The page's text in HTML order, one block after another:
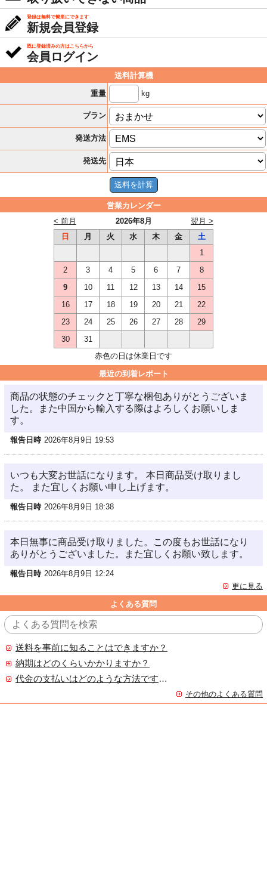
登録は無料で簡単にできます
新規会員登録
既に登録済みの方はこちらから
会員ログイン
送料計算機
重量
kg
プラン
発送方法
発送先
営業カレンダー
2026年8月
< 前月
翌月 >
日
月 火 水 木 金
土
1
2
3 4 5 6 7
8
9
10 11 12 13 14
15
16
17 18 19 20 21
22
23
24 25 26 27 28
29
30
31
赤色の日は休業日です
最近の到着レポート
商品の状態のチェックと丁寧な梱包ありがとうございま
した。また中国から輸入する際はよろしくお願いしま
す。
報告日時 2026年8月9日 19:53
いつも大変お世話になります。 本日商品受け取りまし
た。 また宜しくお願い申し上げます。
報告日時 2026年8月9日 18:38
本日無事に商品受け取りました。この度もお世話になり
ありがとうございました。また宜しくお願い致します。
報告日時 2026年8月9日 12:24
更に見る
よくある質問
送料を事前に知ることはできますか？
納期はどのくらいかかりますか？
代金の支払いはどのような方法ですか？
その他のよくある質問